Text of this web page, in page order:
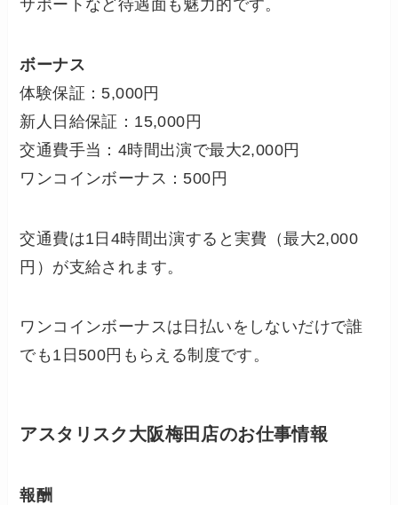
サポートなど待遇面も魅力的です。
ボーナス
体験保証：5,000円
新人日給保証：15,000円
交通費手当：4時間出演で最大2,000円
ワンコインボーナス：500円
交通費は1日4時間出演すると実費（最大2,000
円）が支給されます。
ワンコインボーナスは日払いをしないだけで誰
でも1日500円もらえる制度です。
アスタリスク大阪梅田店のお仕事情報
報酬